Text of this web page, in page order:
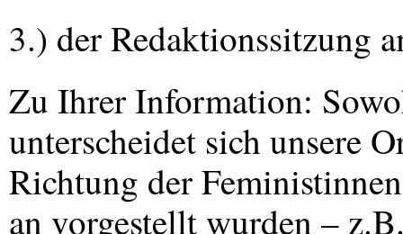
3.) der Redaktionssitzung
Zu Ihrer Information:
unterscheidet sich unsere
Richtung der
an vorgestellt wurden –